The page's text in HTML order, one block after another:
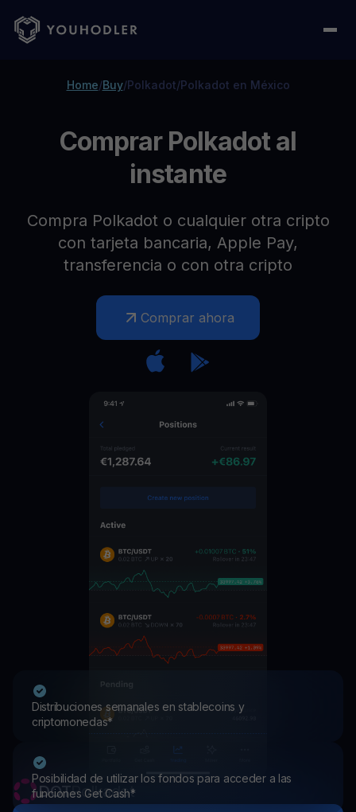
Home/Buy/Polkadot/Polkadot en México
Comprar Polkadot al
instante
Compra Polkadot o cualquier otra cripto
con tarjeta bancaria, Apple Pay,
transferencia o con otra cripto
Comprar ahora
Distribuciones semanales en stablecoins y
criptomonedas*
Posibilidad de utilizar los fondos para acceder a las
funciones Get Cash*
DOTPolkadot